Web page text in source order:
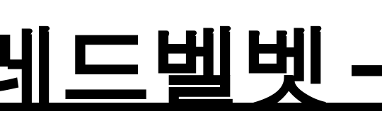
드벨벳